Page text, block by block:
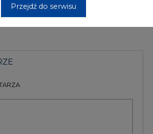
Przejdź do serwisu
CIRE zgadza się na włączenie publikacji do
LLM.